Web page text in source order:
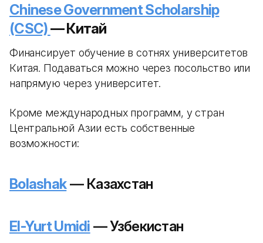
Chinese Government Scholarship
(CSC)— Китай
Финансирует обучение в сотнях университетов
Китая. Подаваться можно через посольство или
напрямую через университет.
Кроме международных программ, у стран
Центральной Азии есть собственные
возможности:
Bolashak— Казахстан
El-Yurt Umidi — Узбекистан